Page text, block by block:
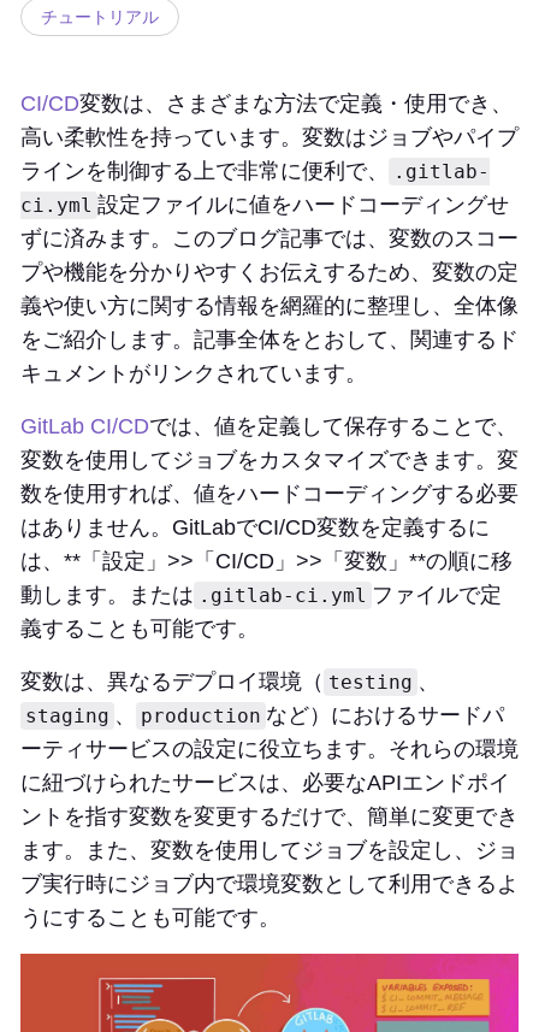
チュートリアル
CI/CD変数は、さまざまな方法で定義・使用でき、
高い柔軟性を持っています。変数はジョブやパイプ
ラインを制御する上で非常に便利で、
.gitlab-
ci.yml 設定ファイルに値をハードコーディングせ
ずに済みます。このブログ記事では、変数のスコー
プや機能を分かりやすくお伝えするため、変数の定
義や使い方に関する情報を網羅的に整理し、全体像
をご紹介します。記事全体をとおして、関連するド
キュメントがリンクされています。
GitLab CI/CDでは、値を定義して保存することで、
変数を使用してジョブをカスタマイズできます。変
数を使用すれば、値をハードコーディングする必要
はありません。GitLabでCI/CD変数を定義するに
は、**「設定」>>「CI/CD」>>「変数」**の順に移
動します。または .gitlab-ci.yml ファイルで定
義することも可能です。
変数は、異なるデプロイ環境（ testing 、
staging 、 production など）におけるサードパ
ーティサービスの設定に役立ちます。それらの環境
に紐づけられたサービスは、必要なAPIエンドポイ
ントを指す変数を変更するだけで、簡単に変更でき
ます。また、変数を使用してジョブを設定し、ジョ
ブ実行時にジョブ内で環境変数として利用できるよ
うにすることも可能です。